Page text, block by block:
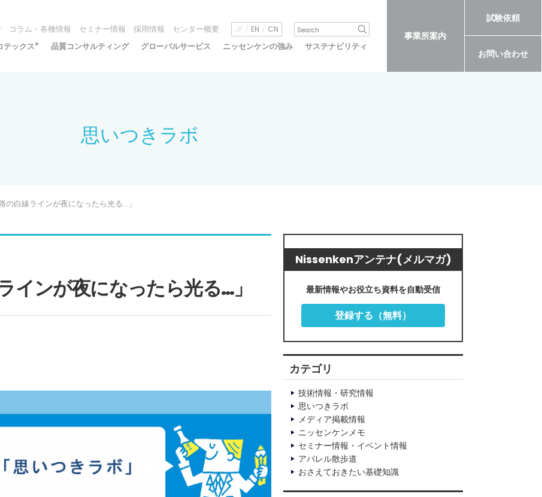
コラム・各種情報 セミナー情報 採用情報 センター概要 JP EN CN
テックス® 品質コンサルティング グローバルサービス ニッセンケンの強み サステナビリティ
事業所案内
試験依頼
お問い合わせ
思いつきラボ
白線ラインが夜になったら光る…」
ンが夜になったら光る…」
Nissenkenアンテナ(メルマガ)
最新情報やお役立ち資料を自動受信
登録する（無料）
カテゴリ
技術情報・研究情報
思いつきラボ
メディア掲載情報
ニッセンケンメモ
セミナー情報・イベント情報
アパレル散歩道
おさえておきたい基礎知識